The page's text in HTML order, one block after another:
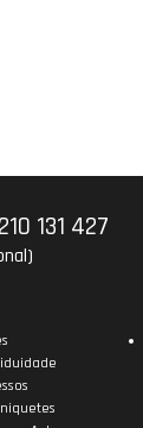
131 427